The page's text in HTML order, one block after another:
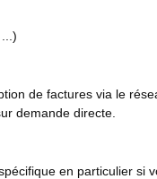
de factures via le
demande directe.
en particulier si